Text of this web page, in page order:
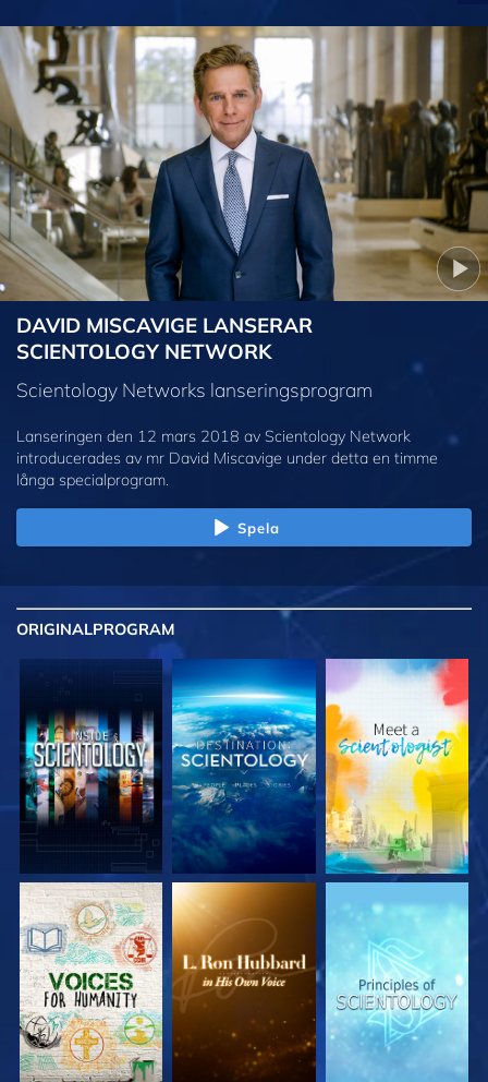
DAVID MISCAVIGE LANSERAR
SCIENTOLOGY NETWORK
Scientology Networks lanseringsprogram
Lanseringen den 12 mars 2018 av Scientology Network
introducerades av mr David Miscavige under detta en timme
långa specialprogram.
Spela
ORIGINALPROGRAM
UTFORSKA
SERIEN
UTFORSKA
SERIEN
UTFORSKA
SERIEN